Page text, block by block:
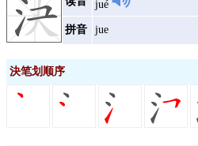
jué
拼音 jue
決笔划顺序